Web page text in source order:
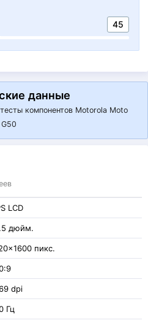
45
данные
компонентов Motorola Moto
G50
LCD
дюйм.
пикс.
dpi
Гц